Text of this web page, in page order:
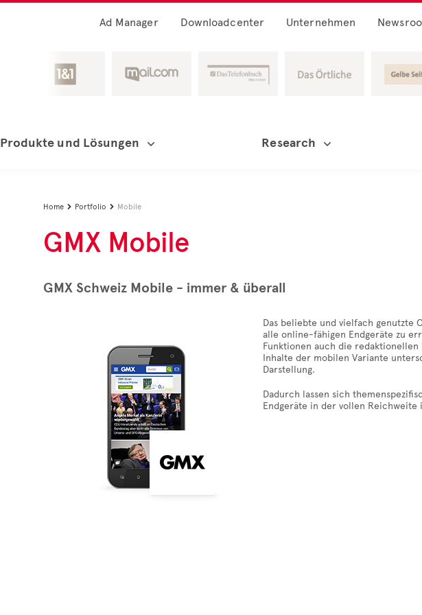
Ad Manager Downloadcenter Unternehmen
Produkte und Lösungen Research
Home  Portfolio  Mobile
GMX Mobile
GMX Schweiz Mobile - immer & überall
Das beliebte und vielfach genutzte
alle online-fähigen Endgeräte zu
Funktionen auch die redaktionellen
Inhalte der mobilen Variante
Darstellung.
Dadurch lassen sich
Endgeräte in der vollen Reichweite